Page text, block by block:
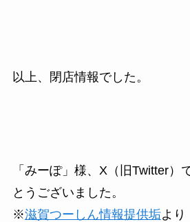
以上、閉店情報でした。
「みーぽ」様、X（旧Twitter）
とうございました。
※滋賀つーしん情報提供垢より